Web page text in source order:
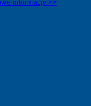
informacje >>